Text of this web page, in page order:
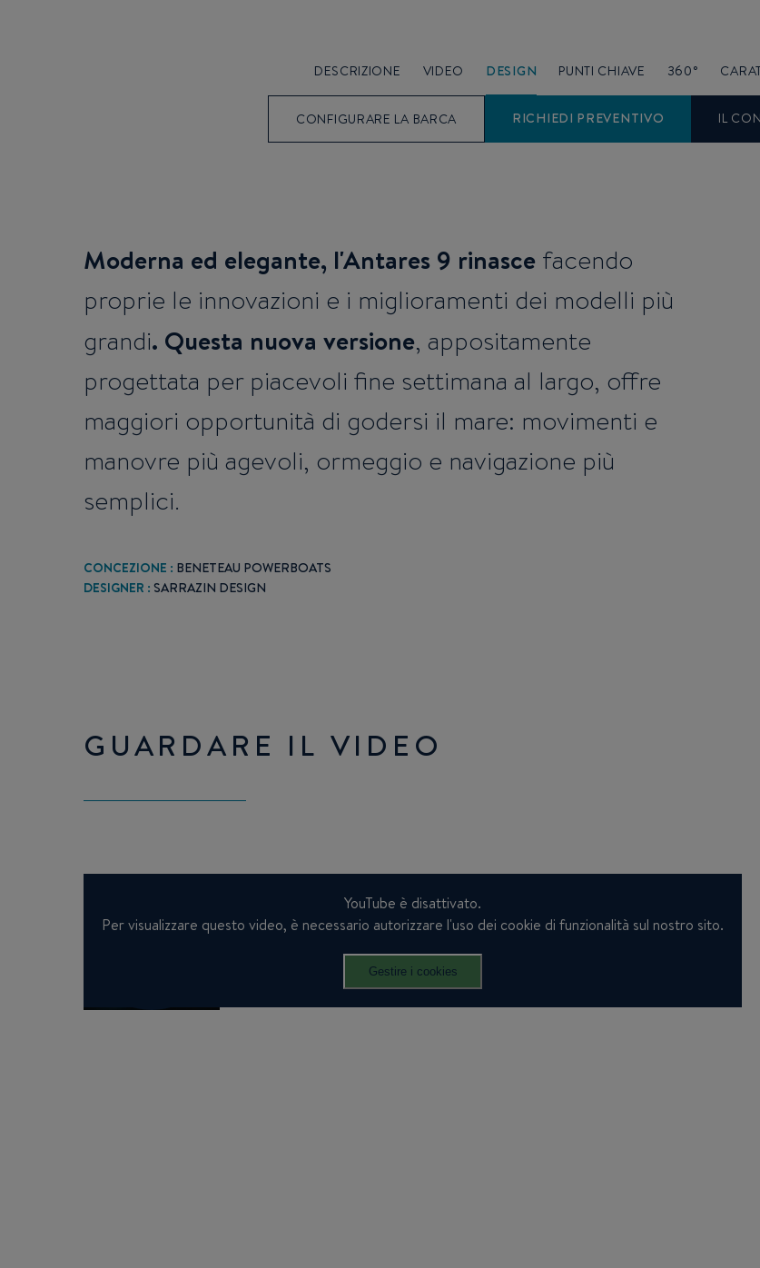
DESCRIZIONE VIDEO DESIGN PUNTI CHIAVE 360°
CONFIGURARE LA BARCA RICHIEDI PREVENTIVO IL
Moderna ed elegante, l'Antares 9 rinasce facendo
proprie le innovazioni e i miglioramenti dei modelli più
grandi. Questa nuova versione, appositamente
progettata per piacevoli fine settimana al largo, offre
maggiori opportunità di godersi il mare: movimenti e
manovre più agevoli, ormeggio e navigazione più
semplici.
CONCEZIONE : BENETEAU POWERBOATS
DESIGNER : SARRAZIN DESIGN
GUARDARE IL VIDEO
YouTube è disattivato.
Per visualizzare questo video, è necessario autorizzare l'uso dei cookie di funzionalità sul nostro sito.
Gestire i cookies